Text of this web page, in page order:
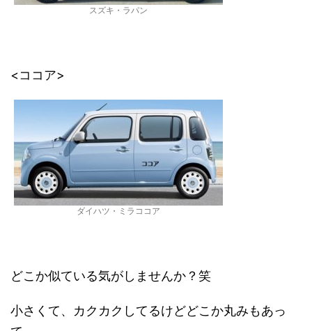
スズキ・ラパン
<ココア>
ダイハツ・ミラココア
どこか似ている気がしませんか？笑
小さくて、カクカクしてるけどどこか丸みもあっ